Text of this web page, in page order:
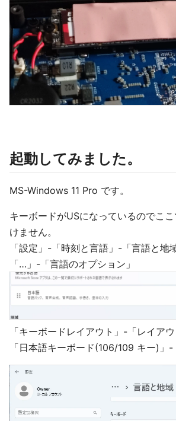
起動してみました。
MS-Windows 11 Pro です。
キーボードがUSになっているのでこ
けません。
「設定」-「時刻と言語」-「言語と地
「…」-「言語のオプション」
「キーボードレイアウト」-「レイア
「日本語キーボード(106/109 キー)」